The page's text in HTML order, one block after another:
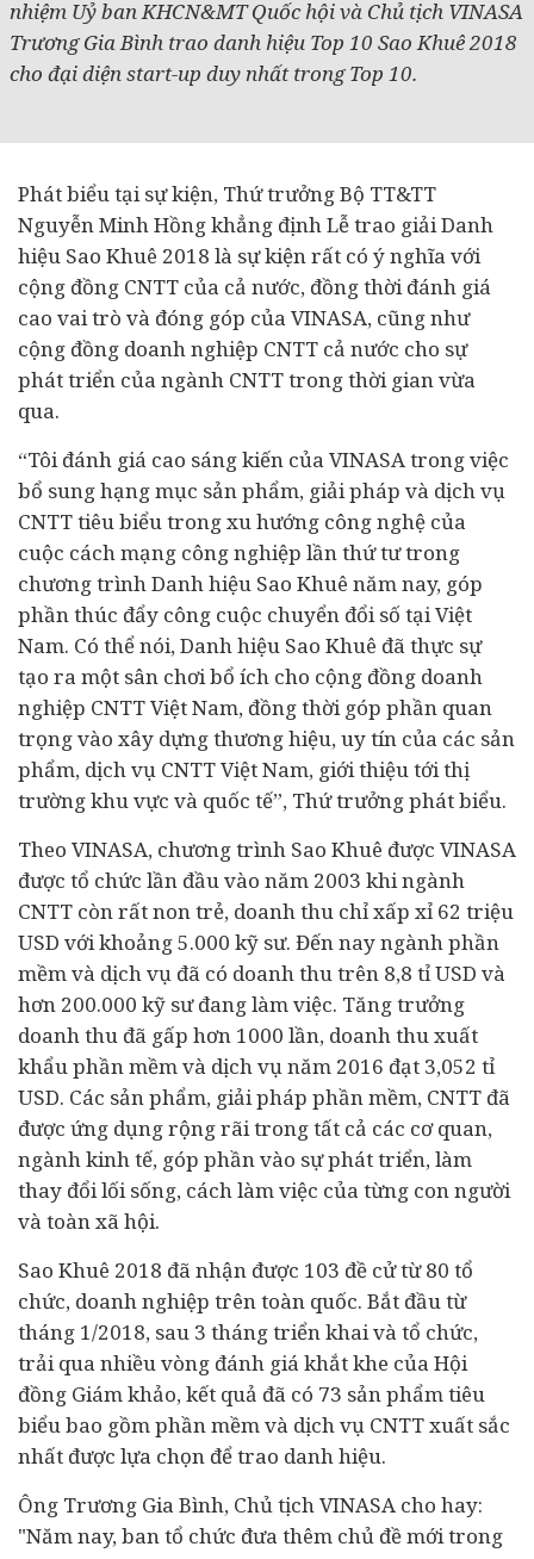
nhiệm Uỷ ban KHCN&MT Quốc hội và Chủ tịch VINASA
Trương Gia Bình trao danh hiệu Top 10 Sao Khuê 2018
cho đại diện start-up duy nhất trong Top 10.
Phát biểu tại sự kiện, Thứ trưởng Bộ TT&TT
Nguyễn Minh Hồng khẳng định Lễ trao giải Danh
hiệu Sao Khuê 2018 là sự kiện rất có ý nghĩa với
cộng đồng CNTT của cả nước, đồng thời đánh giá
cao vai trò và đóng góp của VINASA, cũng như
cộng đồng doanh nghiệp CNTT cả nước cho sự
phát triển của ngành CNTT trong thời gian vừa
qua.
“Tôi đánh giá cao sáng kiến của VINASA trong việc
bổ sung hạng mục sản phẩm, giải pháp và dịch vụ
CNTT tiêu biểu trong xu hướng công nghệ của
cuộc cách mạng công nghiệp lần thứ tư trong
chương trình Danh hiệu Sao Khuê năm nay, góp
phần thúc đẩy công cuộc chuyển đổi số tại Việt
Nam. Có thể nói, Danh hiệu Sao Khuê đã thực sự
tạo ra một sân chơi bổ ích cho cộng đồng doanh
nghiệp CNTT Việt Nam, đồng thời góp phần quan
trọng vào xây dựng thương hiệu, uy tín của các sản
phẩm, dịch vụ CNTT Việt Nam, giới thiệu tới thị
trường khu vực và quốc tế”, Thứ trưởng phát biểu.
Theo VINASA, chương trình Sao Khuê được VINASA
được tổ chức lần đầu vào năm 2003 khi ngành
CNTT còn rất non trẻ, doanh thu chỉ xấp xỉ 62 triệu
USD với khoảng 5.000 kỹ sư. Đến nay ngành phần
mềm và dịch vụ đã có doanh thu trên 8,8 tỉ USD và
hơn 200.000 kỹ sư đang làm việc. Tăng trưởng
doanh thu đã gấp hơn 1000 lần, doanh thu xuất
khẩu phần mềm và dịch vụ năm 2016 đạt 3,052 tỉ
USD. Các sản phẩm, giải pháp phần mềm, CNTT đã
được ứng dụng rộng rãi trong tất cả các cơ quan,
ngànhkinh tế, góp phần vào sự phát triển, làm
thay đổi lối sống, cách làm việc của từng con người
và toàn xã hội.
Sao Khuê 2018 đã nhận được 103 đề cử từ 80 tổ
chức, doanh nghiệp trên toàn quốc. Bắt đầu từ
tháng 1/2018, sau 3 tháng triển khai và tổ chức,
trải qua nhiều vòng đánh giá khắt khe của Hội
đồng Giám khảo, kết quả đã có 73 sản phẩm tiêu
biểu bao gồm phần mềm và dịch vụ CNTT xuất sắc
nhất được lựa chọn để trao danh hiệu.
Ông Trương Gia Bình, Chủ tịch VINASA cho hay:
"Năm nay, ban tổ chức đưa thêm chủ đề mới trong